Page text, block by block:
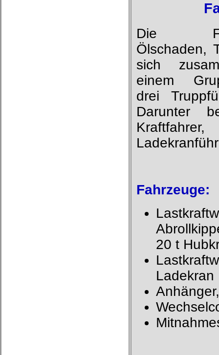
Die
Ölschaden,
sich
einem
drei
Darunter
Fahrzeuge:
20 t
Ladekran